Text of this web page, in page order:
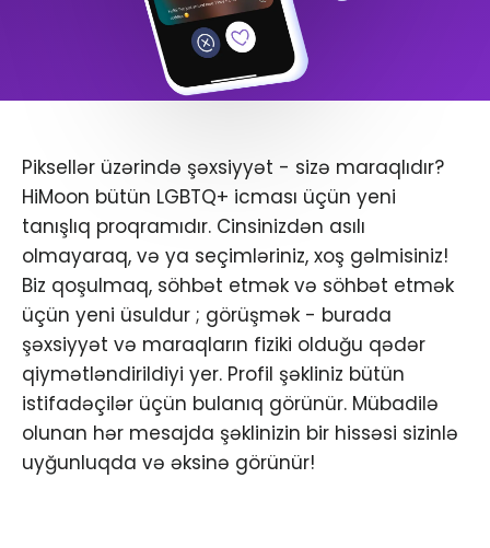
Piksellər üzərində şəxsiyyət - sizə maraqlıdır?
HiMoon bütün LGBTQ+ icması üçün yeni
tanışlıq proqramıdır. Cinsinizdən asılı
olmayaraq, və ya seçimləriniz, xoş gəlmisiniz!
Biz qoşulmaq, söhbət etmək və söhbət etmək
üçün yeni üsuldur ; görüşmək - burada
şəxsiyyət və maraqların fiziki olduğu qədər
qiymətləndirildiyi yer. Profil şəkliniz bütün
istifadəçilər üçün bulanıq görünür. Mübadilə
olunan hər mesajda şəklinizin bir hissəsi sizinlə
uyğunluqda və əksinə görünür!